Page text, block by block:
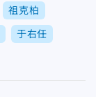
祖克柏
于右任